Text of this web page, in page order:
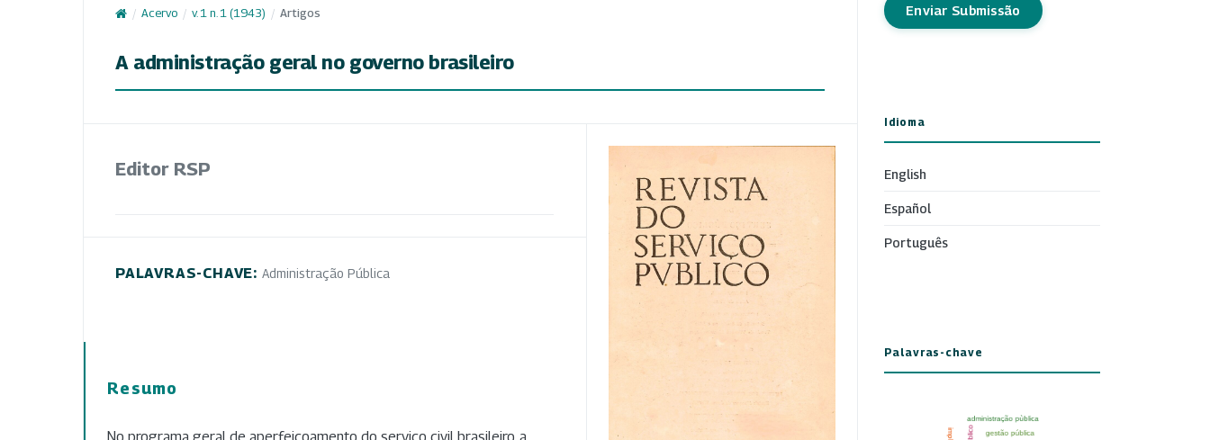
/ Acervo / v. 1 n. 1 (1943) / Artigos
A administração geral no governo brasileiro
Editor RSP
PALAVRAS-CHAVE: Administração Pública
Resumo
No programa geral de aperfeiçoamento do serviço civil brasileiro, a
Enviar Submissão
Idioma
English
Español
Português
Palavras-chave